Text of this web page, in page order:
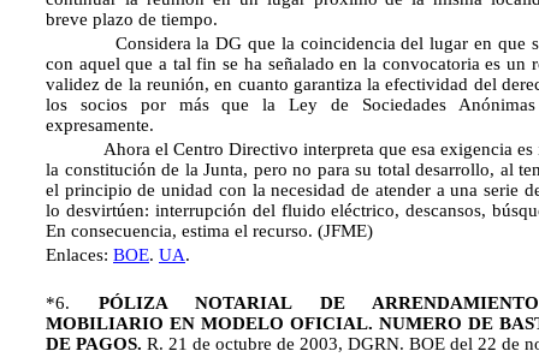
breve plazo de tiempo.
Considera la DG que la coincidencia del lugar en que se
con aquel que a tal fin se ha señalado en la convocatoria es un
validez de la reunión, en cuanto garantiza la efectividad del
los socios por más que la Ley de Sociedades
expresamente.
Ahora el Centro Directivo interpreta que esa exigencia es
la constitución de la Junta, pero no para su total desarrollo, al
el principio de unidad con la necesidad de atender a una serie
lo desvirtúen: interrupción del fluido eléctrico, descansos,
En consecuencia, estima el recurso. (JFME)
Enlaces: BOE. UA.
*6. PÓLIZA NOTARIAL DE
MOBILIARIO EN MODELO OFICIAL. NUMERO DE
DE PAGOS. R. 21 de octubre de 2003, DGRN. BOE del 22 de